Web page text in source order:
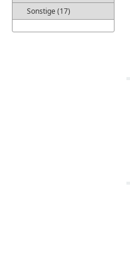
Sonstige (17)